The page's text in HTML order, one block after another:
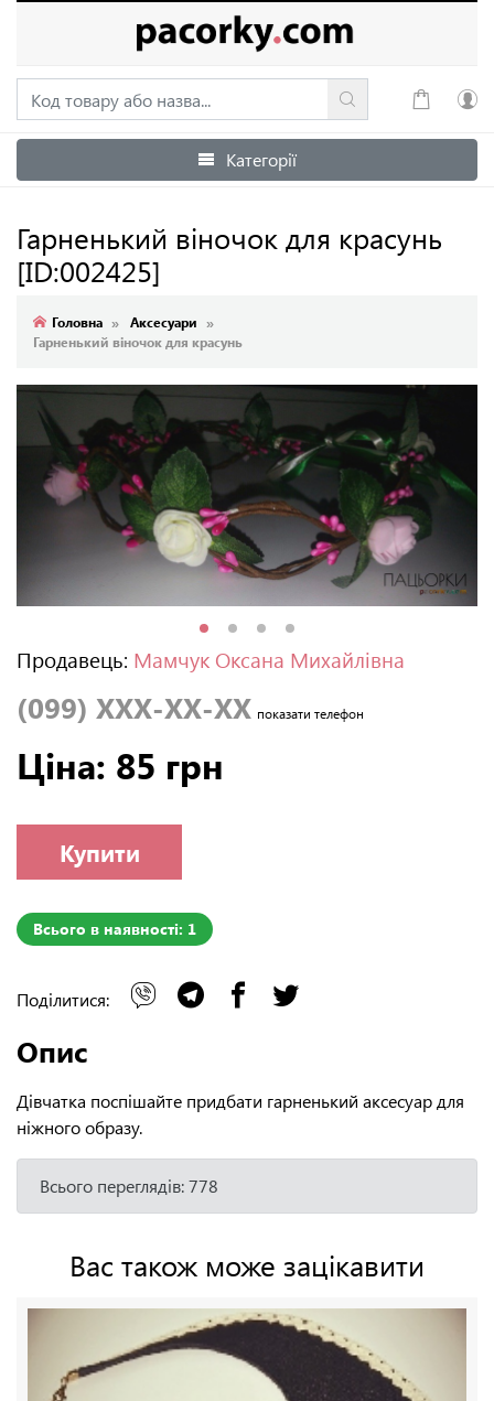
Увійти
Категорії
Гарненький віночок для красунь
[ID:002425]
Головна
Аксесуари
Гарненький віночок для красунь
Продавець: Мамчук Оксана Михайлівна
(099) XXX-XX-XX показати телефон
Ціна: 85 грн
Купити
Всього в наявності: 1
Поділитися:
Опис
Дівчатка поспішайте придбати гарненький аксесуар для
ніжного образу.
Всього переглядів: 778
Вас також може зацікавити